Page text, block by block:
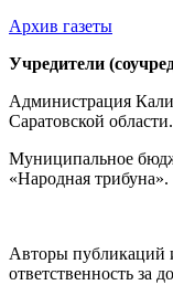
Архив газеты
Учредители
Администрация
Саратовской области.
Муниципальное
«Народная трибуна».
Авторы публикаций
ответственность за